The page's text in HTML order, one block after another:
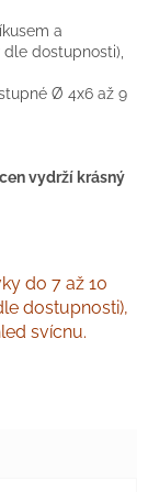
a
dostupnosti),
Ø 4x6 až 9
vydrží krásný
do 7 až 10
dostupnosti),
svícnu.